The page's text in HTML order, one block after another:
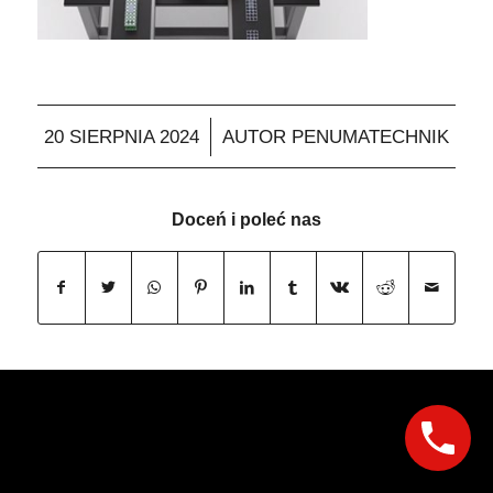
20 SIERPNIA 2024
/ AUTOR PENUMATECHNIK
Doceń i poleć nas